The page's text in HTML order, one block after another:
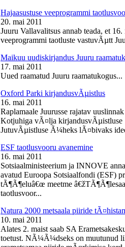
Hajaasustuse veeprogrammi
20. mai 2011
Juuru Vallavalitsus annab teada, et
veeprogrammi taotluste vastuvÃµtt
Maikuu uudiskirjandus Juuru
17. mai 2011
Uued raamatud Juuru raamatukogus...
Oxford Parki kirjandusvÃµistlus
16. mai 2011
Raplamaale Juurusse rajatav
Kotjuhiga vÃ¤lja
JutuvÃµistluse Ã¼heks lÃ¤bivaks
ESF taotlusvooru avanemine
16. mai 2011
Sotsiaalministeerium ja INNOVE
avatud Euroopa Sotsiaalfondi (ESF)
tÃ¶Ã¶eluâ€œ meetme
taotlusvoor...
Natura 2000 metsaala piiride
10. mai 2011
Alates 2. maist saab SA
toetust. NÃ¼Ã¼dseks on muutunud